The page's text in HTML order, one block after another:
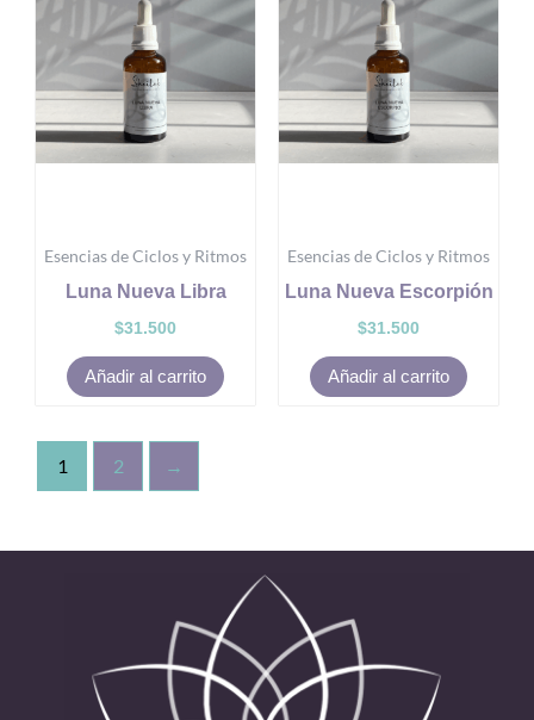
Esencias de Ciclos y Ritmos
Luna Nueva Libra
$31.500
Añadir al carrito
Esencias de Ciclos y Ritmos
Luna Nueva Escorpión
$31.500
Añadir al carrito
1 2 →